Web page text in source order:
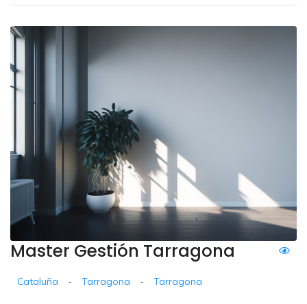
Master Gestión Tarragona
Cataluña - Tarragona - Tarragona